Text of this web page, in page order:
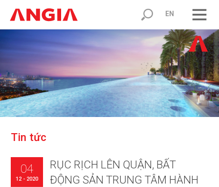
EN
Tin tức
RỤC RỊCH LÊN QUẬN, BẤT
ĐỘNG SẢN TRUNG TÂM HÀNH
04
12 - 2020